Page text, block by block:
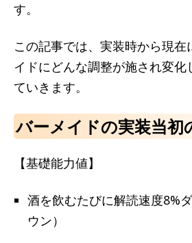
す。
この記事では、実装時から現在
イドにどんな調整が施され変化
ていきます。
バーメイドの実装当初
【基礎能力値】
酒を飲むたびに解読速度8%
ウン）